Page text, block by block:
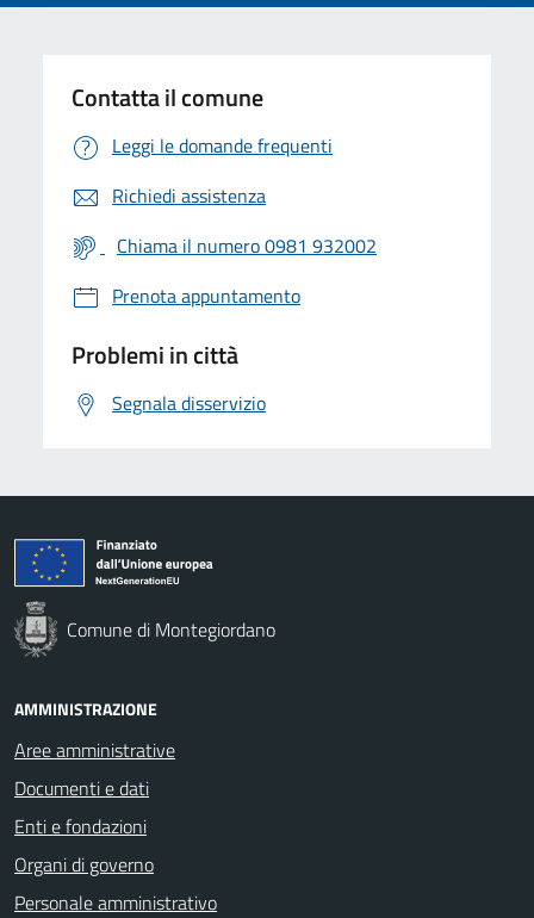
Contatta il comune
Leggi le domande frequenti
Richiedi assistenza
Chiama il numero 0981 932002
Prenota appuntamento
Problemi in città
Segnala disservizio
Comune di Montegiordano
AMMINISTRAZIONE
Aree amministrative
Documenti e dati
Enti e fondazioni
Organi di governo
Personale amministrativo